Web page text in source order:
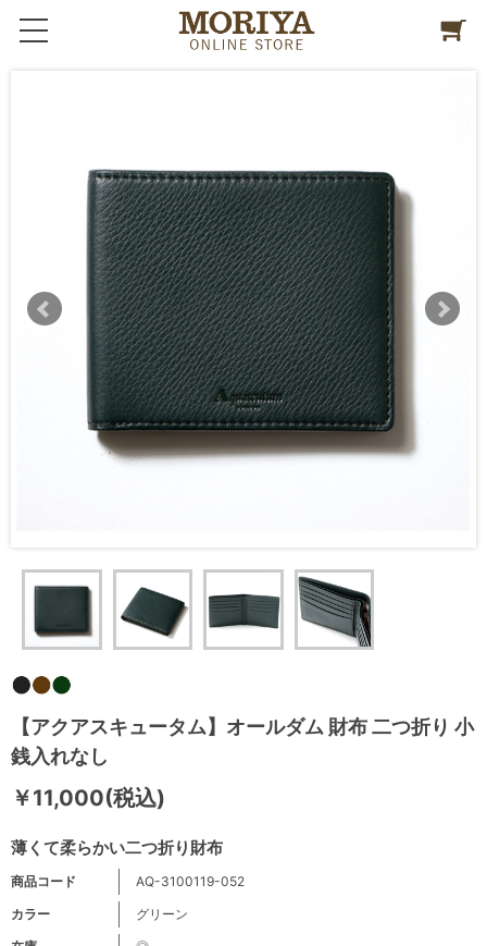
【アクアスキュータム】オールダム 財布 二つ折り 小
銭入れなし
薄くて柔らかい二つ折り財布
￥11,000(税込)
商品コード
AQ-3100119-052
カラー
グリーン